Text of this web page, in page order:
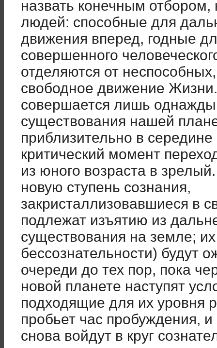
назвать конечным
людей: способные для
движения вперед, годные
совершенного
отделяются от
свободное движение
совершается лишь однажды
существования нашей
приблизительно в
критический момент
из юного возраста в
новую ступень сознания,
закристаллизовавшиеся в
подлежат изъятию из
существования на земле;
бессознательности) будут
очереди до тех пор, пока
новой планете наступят
подходящие для их уровня
пробьет час пробуждения, и
снова войдут в круг